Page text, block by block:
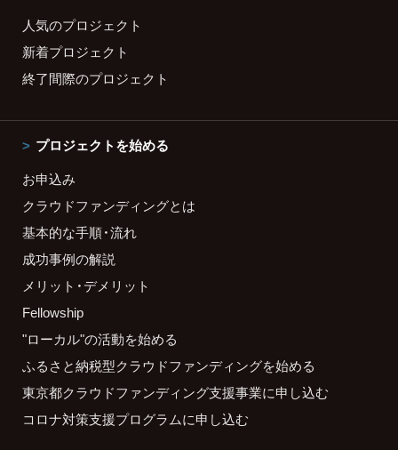
人気のプロジェクト
新着プロジェクト
終了間際のプロジェクト
プロジェクトを始める
お申込み
クラウドファンディングとは
基本的な手順・流れ
成功事例の解説
メリット・デメリット
Fellowship
"ローカル"の活動を始める
ふるさと納税型クラウドファンディングを始める
東京都クラウドファンディング支援事業に申し込む
コロナ対策支援プログラムに申し込む